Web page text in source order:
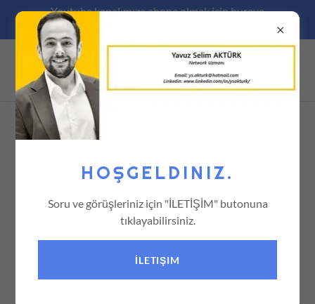
Youtube kanalımıza abone olmak için buraya
HOŞGELDINIZ.
Soru ve görüşleriniz için "İLETİŞİM" butonuna
tıklayabilirsiniz.
İLETIŞIM